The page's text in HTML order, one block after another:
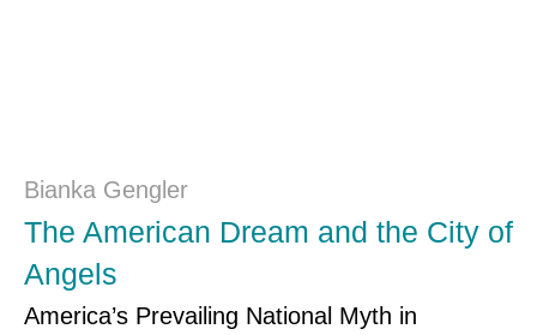
Bianka Gengler
The American Dream and the City of
Angels
America’s Prevailing National Myth in